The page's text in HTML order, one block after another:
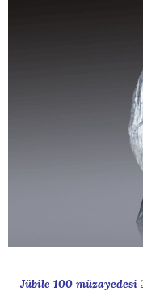
Jübile 100 müzayedesi